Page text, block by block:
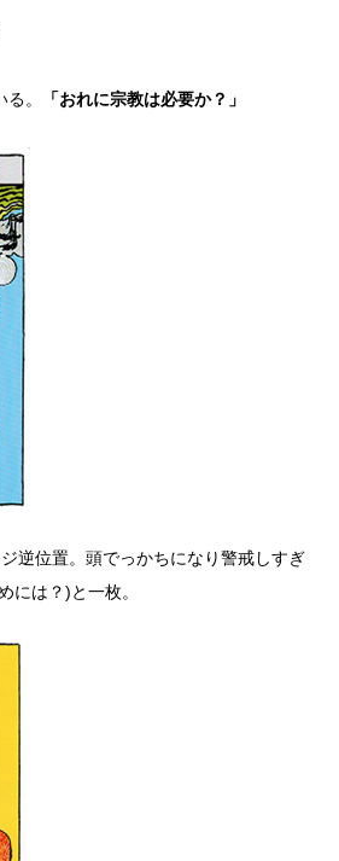
。 「おれに宗教は必要か？」
逆位置。頭でっかちになり警戒しすぎ
には？)と一枚。